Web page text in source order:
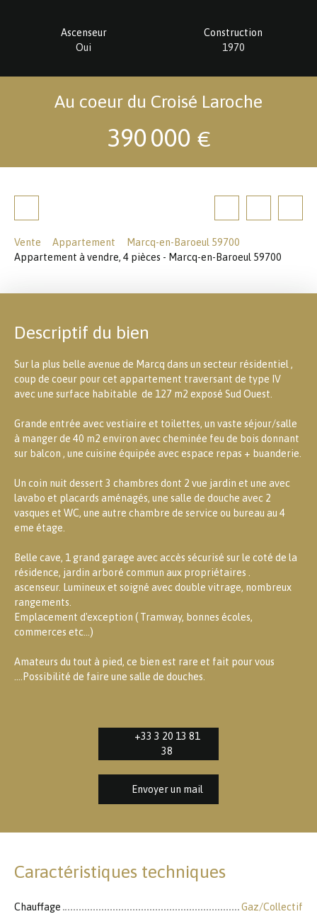
Ascenseur
Oui
Construction
1970
Au coeur du Croisé Laroche
390 000 €
Vente Appartement
Marcq-en-Baroeul 59700
Appartement à vendre, 4 pièces - Marcq-en-Baroeul 59700
Descriptif du bien
Sur la plus belle avenue de Marcq dans un secteur résidentiel ,
coup de coeur pour cet appartement traversant de type IV
avec une surface habitable de 127 m2 exposé Sud Ouest.
Grande entrée avec vestiaire et toilettes, un vaste séjour/salle
à manger de 40 m2 environ avec cheminée feu de bois donnant
sur balcon , une cuisine équipée avec espace repas + buanderie.
Un coin nuit dessert 3 chambres dont 2 vue jardin et une avec
lavabo et placards aménagés, une salle de douche avec 2
vasques et WC, une autre chambre de service ou bureau au 4
eme étage.
Belle cave, 1 grand garage avec accès sécurisé sur le coté de la
résidence, jardin arboré commun aux propriétaires .
ascenseur. Lumineux et soigné avec double vitrage, nombreux
rangements.
Emplacement d'exception ( Tramway, bonnes écoles,
commerces etc...)
Amateurs du tout à pied, ce bien est rare et fait pour vous
....Possibilité de faire une salle de douches.
+33 3 20 13 81
38
Envoyer un mail
Caractéristiques techniques
Chauffage
Gaz/Collectif